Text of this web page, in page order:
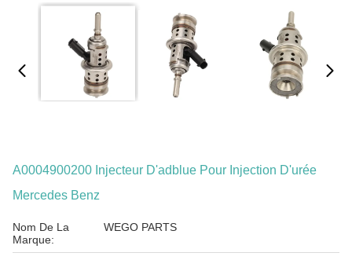
A0004900200 Injecteur D'adblue Pour Injection D'urée
Mercedes Benz
Nom De La
Marque:
WEGO PARTS